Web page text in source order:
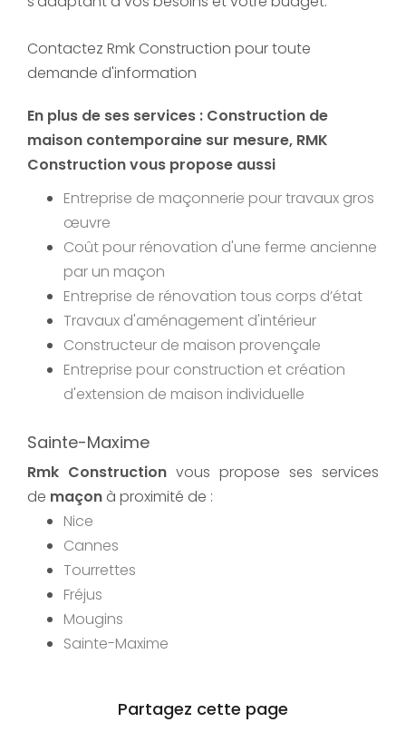
Contactez Rmk Construction pour toute
demande d'information
En plus de ses services : Construction de
maison contemporaine sur mesure, RMK
Construction vous propose aussi
Entreprise de maçonnerie pour travaux gros
œuvre
Coût pour rénovation d'une ferme ancienne
par un maçon
Entreprise de rénovation tous corps d’état
Travaux d'aménagement d'intérieur
Constructeur de maison provençale
Entreprise pour construction et création
d'extension de maison individuelle
Sainte-Maxime
Rmk Construction vous propose ses services
de maçon à proximité de :
Nice
Cannes
Tourrettes
Fréjus
Mougins
Sainte-Maxime